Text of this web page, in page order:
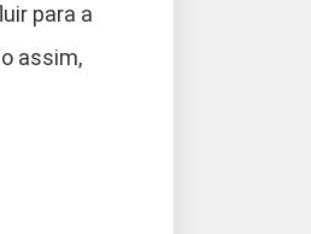
para a
assim,